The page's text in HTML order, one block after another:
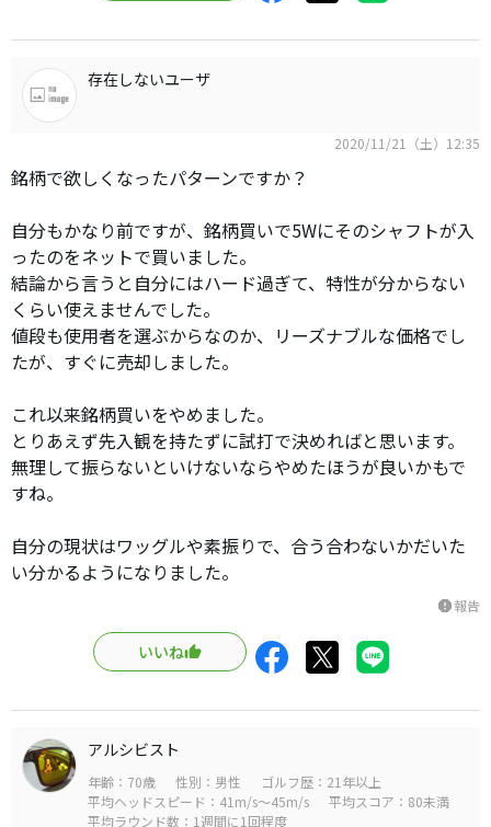
存在しないユーザ
2020/11/21（土）12:35
銘柄で欲しくなったパターンですか？
自分もかなり前ですが、銘柄買いで5Wにそのシャフトが入
ったのをネットで買いました。
結論から言うと自分にはハード過ぎて、特性が分からない
くらい使えませんでした。
値段も使用者を選ぶからなのか、リーズナブルな価格でし
たが、すぐに売却しました。
これ以来銘柄買いをやめました。
とりあえず先入観を持たずに試打で決めればと思います。
無理して振らないといけないならやめたほうが良いかもで
すね。
自分の現状はワッグルや素振りで、合う合わないかだいた
い分かるようになりました。
report報告
いいね
アルシビスト
年齢：70歳 性別：男性
ゴルフ歴：21年以上
平均ヘッドスピード：41m/s～45m/s
平均スコア：80未満
平均ラウンド数：1週間に1回程度